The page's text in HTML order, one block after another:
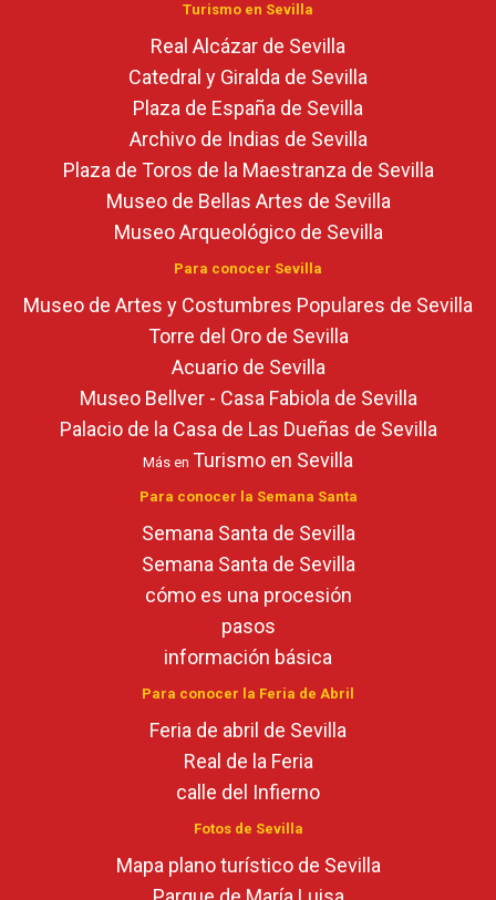
Turismo en Sevilla
Real Alcázar de Sevilla
Catedral y Giralda de Sevilla
Plaza de España de Sevilla
Archivo de Indias de Sevilla
Plaza de Toros de la Maestranza de Sevilla
Museo de Bellas Artes de Sevilla
Museo Arqueológico de Sevilla
Para conocer Sevilla
Museo de Artes y Costumbres Populares de Sevilla
Torre del Oro de Sevilla
Acuario de Sevilla
Museo Bellver - Casa Fabiola de Sevilla
Palacio de la Casa de Las Dueñas de Sevilla
Más en Turismo en Sevilla
Para conocer la Semana Santa
Semana Santa de Sevilla
Semana Santa de Sevilla
cómo es una procesión
pasos
información básica
Para conocer la Feria de Abril
Feria de abril de Sevilla
Real de la Feria
calle del Infierno
Fotos de Sevilla
Mapa plano turístico de Sevilla